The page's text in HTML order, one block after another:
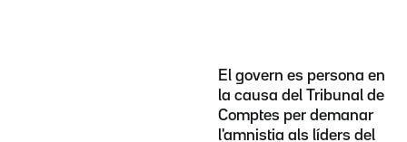
El govern es persona en
la causa del Tribunal de
Comptes per demanar
l'amnistia als líders del